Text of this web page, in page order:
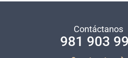
Contáctanos
981 903